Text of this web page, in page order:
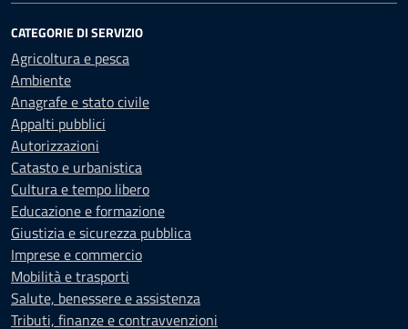
CATEGORIE DI SERVIZIO
Agricoltura e pesca
Ambiente
Anagrafe e stato civile
Appalti pubblici
Autorizzazioni
Catasto e urbanistica
Cultura e tempo libero
Educazione e formazione
Giustizia e sicurezza pubblica
Imprese e commercio
Mobilità e trasporti
Salute, benessere e assistenza
Tributi, finanze e contravvenzioni